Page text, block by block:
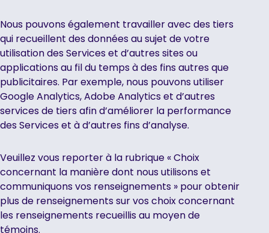
Nous pouvons également travailler avec des tiers
qui recueillent des données au sujet de votre
utilisation des Services et d’autres sites ou
applications au fil du temps à des fins autres que
publicitaires. Par exemple, nous pouvons utiliser
Google Analytics, Adobe Analytics et d’autres
services de tiers afin d’améliorer la performance
des Services et à d’autres fins d’analyse.
Veuillez vous reporter à la rubrique « Choix
concernant la manière dont nous utilisons et
communiquons vos renseignements » pour obtenir
plus de renseignements sur vos choix concernant
les renseignements recueillis au moyen de
témoins.